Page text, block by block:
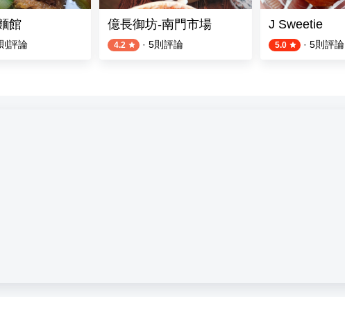
館
則評論
億長御坊-南門市場
4.2 · 5則評論
J Sweetie
5.0 · 5則評論